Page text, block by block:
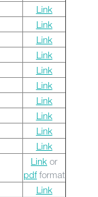
Link
Link
Link
Link
Link
Link
Link
Link
Link
Link
Link or
pdf format
Link